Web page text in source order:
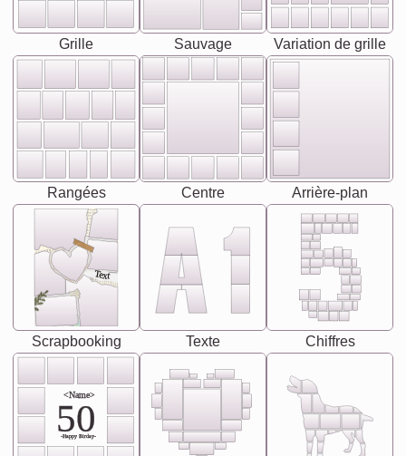
Grille Sauvage Variation de grille
Rangées Centre Arrière-plan
Text
Scrapbooking Texte Chiffres
<Name>
50
-Happy Birday-